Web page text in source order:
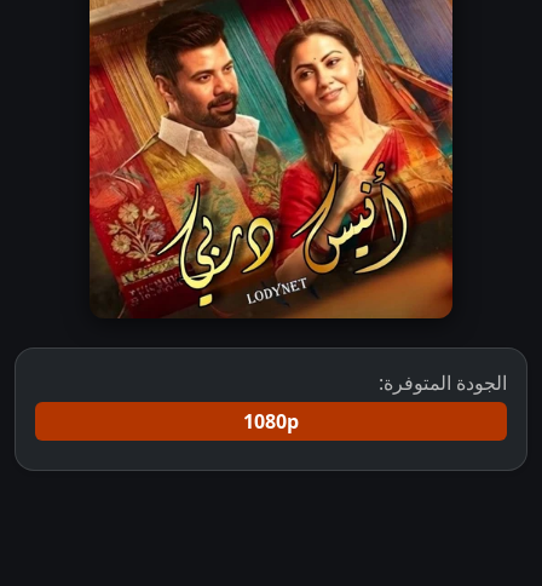
الجودة المتوفرة:
1080p